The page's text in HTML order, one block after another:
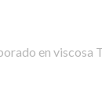
en viscosa